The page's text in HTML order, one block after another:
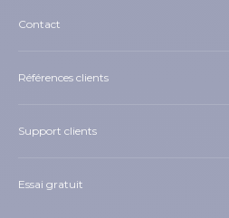
Contact
Références clients
Support clients
Essai gratuit